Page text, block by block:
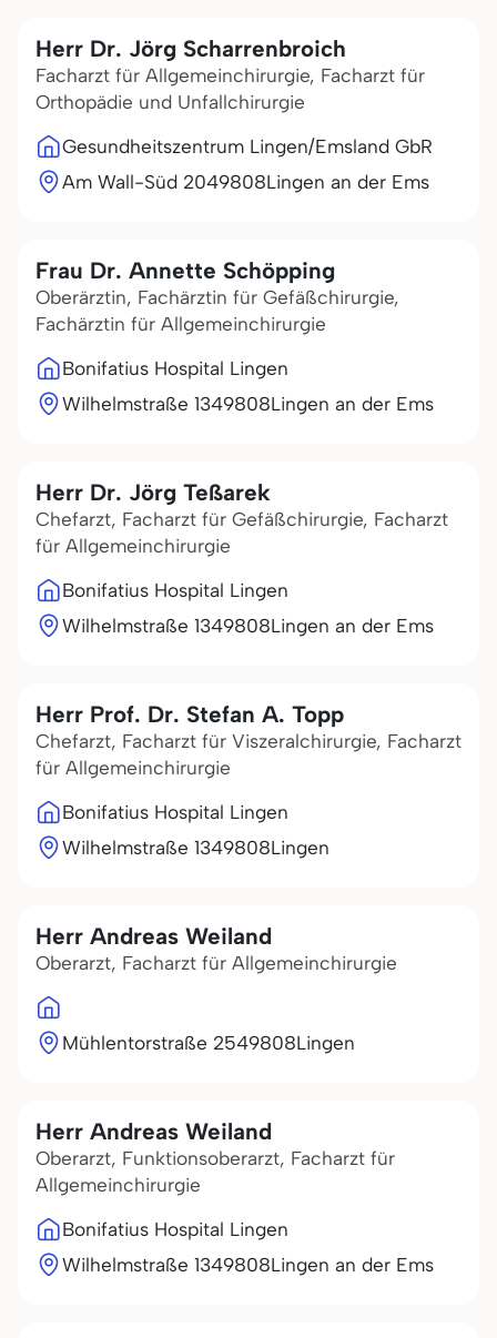
Herr Dr. Jörg Scharrenbroich
Facharzt für Allgemeinchirurgie, Facharzt für
Orthopädie und Unfallchirurgie
Gesundheitszentrum Lingen/Emsland GbR
Am Wall-Süd 2049808Lingen an der Ems
Frau Dr. Annette Schöpping
Oberärztin, Fachärztin für Gefäßchirurgie,
Fachärztin für Allgemeinchirurgie
Bonifatius Hospital Lingen
Wilhelmstraße 1349808Lingen an der Ems
Herr Dr. Jörg Teßarek
Chefarzt, Facharzt für Gefäßchirurgie, Facharzt
für Allgemeinchirurgie
Bonifatius Hospital Lingen
Wilhelmstraße 1349808Lingen an der Ems
Herr Prof. Dr. Stefan A. Topp
Chefarzt, Facharzt für Viszeralchirurgie, Facharzt
für Allgemeinchirurgie
Bonifatius Hospital Lingen
Wilhelmstraße 1349808Lingen
Herr Andreas Weiland
Oberarzt, Facharzt für Allgemeinchirurgie
Mühlentorstraße 2549808Lingen
Herr Andreas Weiland
Oberarzt, Funktionsoberarzt, Facharzt für
Allgemeinchirurgie
Bonifatius Hospital Lingen
Wilhelmstraße 1349808Lingen an der Ems